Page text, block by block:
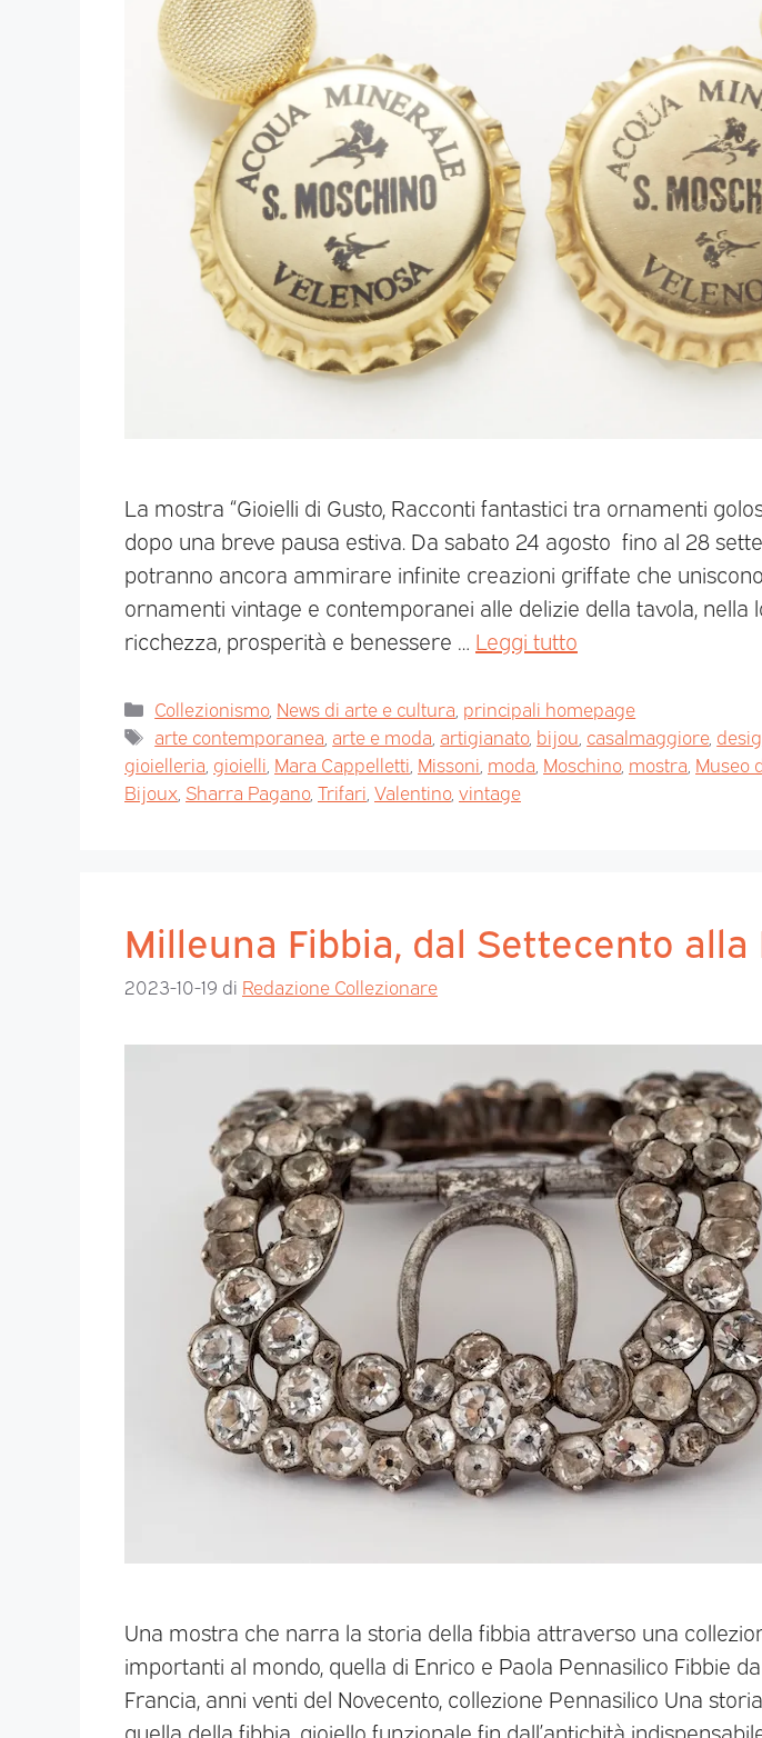
La mostra “Gioielli di Gusto, Racconti fantastici tra ornamenti
dopo una breve pausa estiva. Da sabato 24 agosto fino al 28
potranno ancora ammirare infinite creazioni griffate che
ornamenti vintage e contemporanei alle delizie della tavola, nella
ricchezza, prosperità e benessere … Leggi tutto
Collezionismo, News di arte e cultura principali homepage
arte contemporanea arte e moda artigianato, bijou casalmaggiore,
gioielleria gioielli Mara Cappelletti Missoni moda Moschino, mostra Museo
Bijoux Sharra Pagano, Trifari Valentino, vintage
Milleuna Fibbia, dal Settecento alla
2023-10-19 di Redazione Collezionare
Una mostra che narra la storia della fibbia attraverso una
importanti al mondo, quella di Enrico e Paola Pennasilico Fibbie
Francia, anni venti del Novecento, collezione Pennasilico Una
quella della fibbia, gioiello funzionale fin dall’antichità